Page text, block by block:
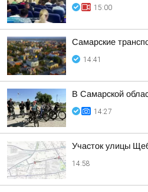
15:00
Самарские
14:41
В Самарской
14:27
Участок улицы
14:58